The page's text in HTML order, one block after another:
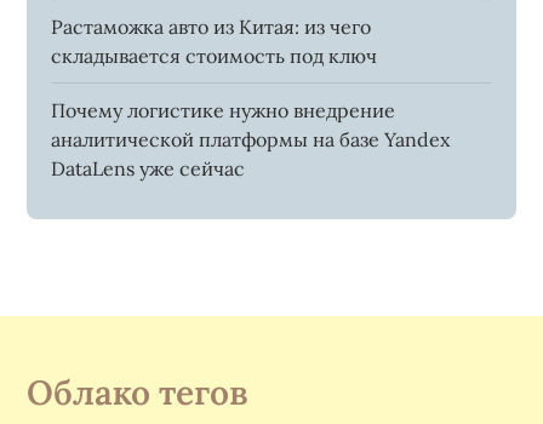
Растаможка авто из Китая: из чего
складывается стоимость под ключ
Почему логистике нужно внедрение
аналитической платформы на базе Yandex
DataLens уже сейчас
Облако тегов